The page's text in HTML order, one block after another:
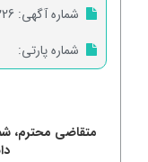
شماره آگهی:
شماره پارتی:
متقاضی محترم،